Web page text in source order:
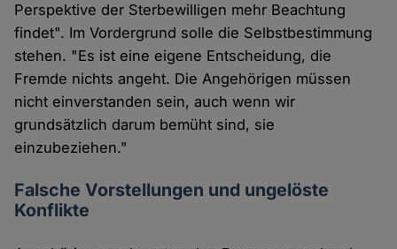
Perspektive der Sterbewilligen mehr Beachtung
findet". Im Vordergrund solle die Selbstbestimmung
stehen. "Es ist eine eigene Entscheidung, die
Fremde nichts angeht. Die Angehörigen müssen
nicht einverstanden sein, auch wenn wir
grundsätzlich darum bemüht sind, sie
einzubeziehen."
Falsche Vorstellungen und ungelöste
Konflikte